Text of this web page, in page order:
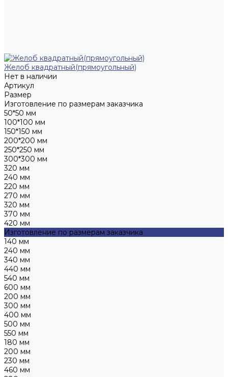
Желоб квадратный(прямоугольный)
Нет в наличии
Артикул
Размер
Изготовление по размерам заказчика
50*50 мм
100*100 мм
150*150 мм
200*200 мм
250*250 мм
300*300 мм
320 мм
240 мм
220 мм
270 мм
320 мм
370 мм
420 мм
Изготовление по размерам заказчика
140 мм
240 мм
340 мм
440 мм
540 мм
600 мм
200 мм
300 мм
400 мм
500 мм
550 мм
180 мм
200 мм
230 мм
460 мм